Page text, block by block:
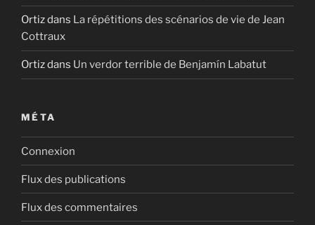
Ortizdans La répétitions des scénarios de vie de Jean
Cottraux
Ortizdans Un verdor terrible de Benjamín Labatut
MÉTA
Connexion
Flux des publications
Flux des commentaires